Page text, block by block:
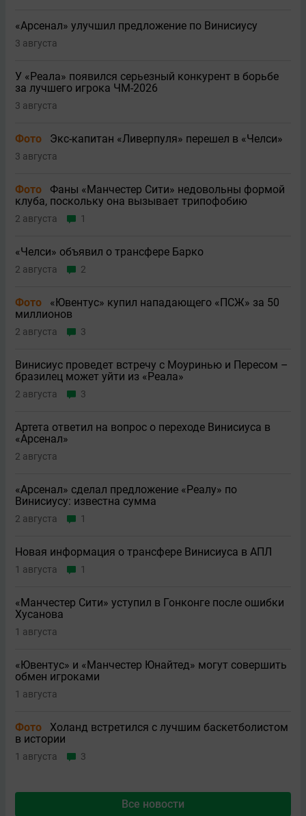
«Арсенал» улучшил предложение по Винисиусу
3 августа
У «Реала» появился серьезный конкурент в борьбе
за лучшего игрока ЧМ-2026
3 августа
Фото Экс-капитан «Ливерпуля» перешел в «Челси»
3 августа
Фото
Фаны «Манчестер Сити» недовольны формой
клуба, поскольку она вызывает трипофобию
2 августа 1
«Челси» объявил о трансфере Барко
2 августа 2
Фото
«Ювентус» купил нападающего «ПСЖ» за 50
миллионов
2 августа 3
Винисиус проведет встречу с Моуринью и Пересом –
бразилец может уйти из «Реала»
2 августа 3
Артета ответил на вопрос о переходе Винисиуса в
«Арсенал»
2 августа
«Арсенал» сделал предложение «Реалу» по
Винисиусу: известна сумма
2 августа 1
Новая информация о трансфере Винисиуса в АПЛ
1 августа 1
«Манчестер Сити» уступил в Гонконге после ошибки
Хусанова
1 августа
«Ювентус» и «Манчестер Юнайтед» могут совершить
обмен игроками
1 августа
Фото
Холанд встретился с лучшим баскетболистом
в истории
1 августа 3
Все новости